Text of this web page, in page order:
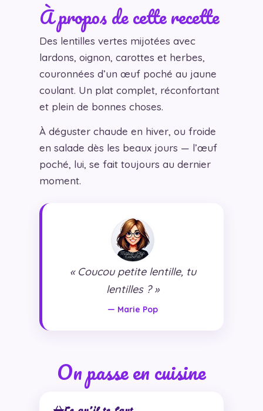
À propos de cette recette
Des lentilles vertes mijotées avec
lardons, oignon, carottes et herbes,
couronnées d’un œuf poché au jaune
coulant. Un plat complet, réconfortant
et plein de bonnes choses.
À déguster chaude en hiver, ou froide
en salade dès les beaux jours — l’œuf
poché, lui, se fait toujours au dernier
moment.
« Coucou petite lentille, tu
lentilles ? »
— Marie Pop
On passe en cuisine